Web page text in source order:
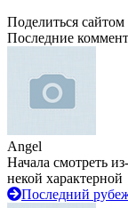
Поделиться сайтом
Последние
Angel
Начала смотреть
некой характерной
Последний